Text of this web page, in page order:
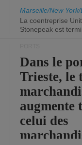
Marseille/New
La coentreprise
Stonepeak est
Dans le
Trieste, le
augmente
celui des